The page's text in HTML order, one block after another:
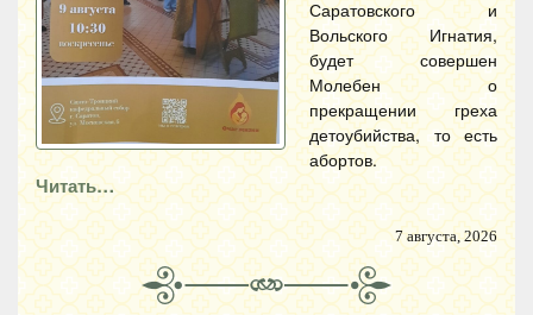
Саратовского и
Вольского Игнатия,
будет совершен
Молебен о
прекращении греха
детоубийства, то есть
абортов.
Читать…
7 августа, 2026